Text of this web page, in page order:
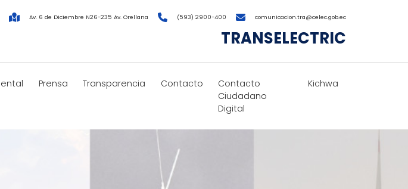
Av. 6 de Diciembre N26-235 Av. Orellana (593) 2900-400 comunicacion.tra@celec.gob.ec
TRANSELECTRIC
Prensa Transparencia Contacto
Contacto
Ciudadano
Digital
Kichwa